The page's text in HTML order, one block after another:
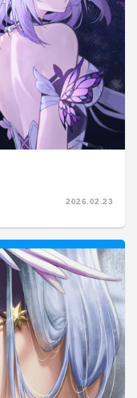
2026.02.23